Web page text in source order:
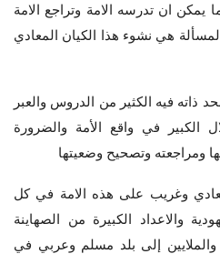
يمكن ان تدرسه الامة وتراجع الامة
هي نشوء هذا الكيان المعادي
ذاته فيه الكثير من الدروس والعبر
الكبير في واقع الأمة والضرورة
ومراجعته وتصحيح وضعيتها
وغريب على هذه الامة في كل
والاعداد الكبيرة من الصهاينة
إلى بلد مسلم وعربي في